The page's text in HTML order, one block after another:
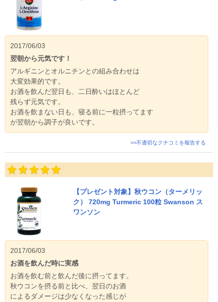
2017/06/03
翌朝から元気です！
アルギニンとオルニチンとの組み合わせは
大変効果的です。
お酒を飲んだ翌日も、二日酔いはほとんど
残らず元気です。
お酒を飲まない日も、寝る前に一粒摂ってます
が翌朝から調子が良いです。
>>不適切なクチコミを報告する
【プレゼント対象】秋ウコン（ターメリッ
ク） 720mg Turmeric 100粒 Swanson ス
ワンソン
2017/06/03
お酒を飲んだ時に実感
お酒を飲む前と飲んだ後に摂ってます。
秋ウコンを摂る前と比べ、翌日のお酒
によるダメージは少なくなった感じが